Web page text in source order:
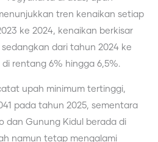
tren kenaikan setiap
ke 2024, kenaikan berkisar
dari tahun 2024 ke
rentang 6% hingga 6,5%.
upah minimum tertinggi,
pada tahun 2025, sementara
dan Gunung Kidul berada di
namun tetap mengalami